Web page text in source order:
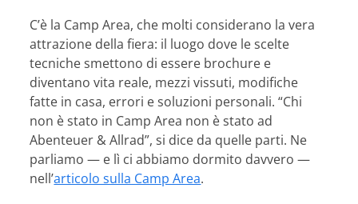
C’è la Camp Area, che molti considerano la vera
attrazione della fiera: il luogo dove le scelte
tecniche smettono di essere brochure e
diventano vita reale, mezzi vissuti, modifiche
fatte in casa, errori e soluzioni personali. “Chi
non è stato in Camp Area non è stato ad
Abenteuer & Allrad”, si dice da quelle parti. Ne
parliamo — e lì ci abbiamo dormito davvero —
nell’articolo sulla Camp Area.